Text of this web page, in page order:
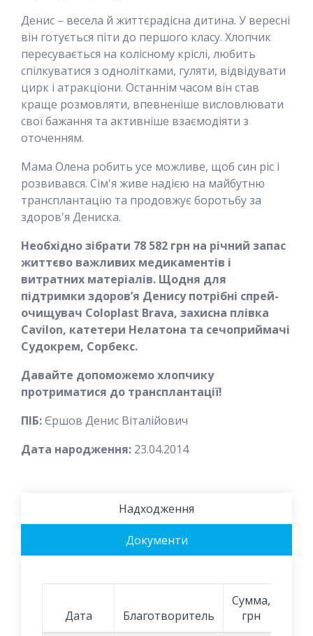
Денис – весела й життєрадісна дитина. У вересні
він готується піти до першого класу. Хлопчик
пересувається на колісному кріслі, любить
спілкуватися з однолітками, гуляти, відвідувати
цирк і атракціони. Останнім часом він став
краще розмовляти, впевненіше висловлювати
свої бажання та активніше взаємодіяти з
оточенням.
Мама Олена робить усе можливе, щоб син ріс і
розвивався. Сім'я живе надією на майбутню
трансплантацію та продовжує боротьбу за
здоров'я Дениска.
Необхідно зібрати 78 582 грн на річний запас
життєво важливих медикаментів і
витратних матеріалів. Щодня для
підтримки здоров’я Денису потрібні спрей-
очищувач Coloplast Brava, захисна плівка
Cavilon, катетери Нелатона та сечоприймачі
Судокрем, Сорбекс.
Давайте допоможемо хлопчику
протриматися до трансплантації!
ПІБ:Єршов Денис Віталійович
Дата народження: 23.04.2014
Надходження
Документи
Дата Благотворитель
Сумма,
грн